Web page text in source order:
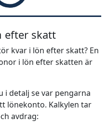
efter skatt
kvar i lön efter skatt? En
i lön efter skatten är
i detalj se var pengarna
lönekonto. Kalkylen tar
avdrag: